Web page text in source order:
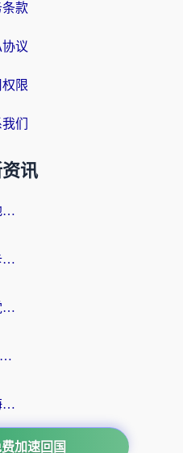
条款
协议
限
们
讯
在海外如何听音乐教程：告别地域限制，随时听见国内的声音
海外看国内电视剧的播放器总卡顿？选对回国加速器才是关键
国外可以看西瓜视频吗？海外党追剧看片的终极解决方案
韩剧tv国外免费下载难？海外党看国内剧的加速器选择指南（附实用技巧）
腾讯视频限制播放怎么解除？海外党亲测有效的回国加速指南
加速回国